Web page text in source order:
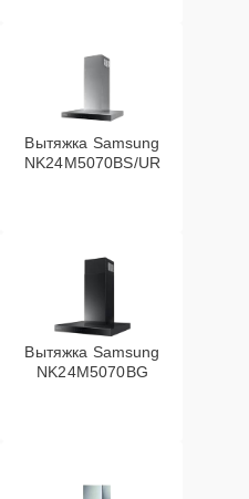
Вытяжка Samsung
NK24M5070BS/UR
Вытяжка Samsung
NK24M5070BG